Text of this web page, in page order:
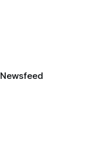
Newsfeed